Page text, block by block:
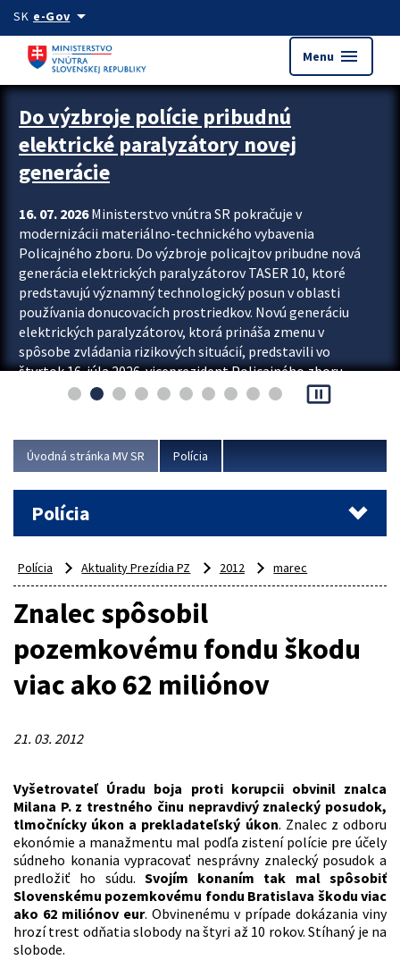
Preskocit na hlavný obsah
SK e-Govarrow_drop_down
Menu menu
Zastavit automatický posun upútavok
Do výzbroje polície pribudnú
elektrické paralyzátory novej
generácie
16. 07. 2026Ministerstvo vnútra SR pokračuje v
modernizácii materiálno-technického vybavenia
Policajného zboru. Do výzbroje policajtov pribudne nová
generácia elektrických paralyzátorov TASER 10, ktoré
predstavujú významný technologický posun v oblasti
používania donucovacích prostriedkov. Novú generáciu
elektrických paralyzátorov, ktorá prináša zmenu v
spôsobe zvládania rizikových situácií, predstavili vo
štvrtok 16. júla 2026 viceprezident Policajného zboru
Rastislav Polakovič a riaditeľ odboru výcviku...
pause_presentation
Úvodná stránka MV SR Polícia
Polícia
Polícia Aktuality Prezídia PZ 2012 marec
Znalec spôsobil
pozemkovému fondu škodu
viac ako 62 miliónov
21. 03. 2012
Vyšetrovateľ Úradu boja proti korupcii obvinil znalca
Milana P. z trestného činu nepravdivý znalecký posudok,
tlmočnícky úkon a prekladateľský úkon. Znalec z odboru
ekonómie a manažmentu mal podľa zistení polície pre účely
súdneho konania vypracovať nesprávny znalecký posudok a
predložiť ho súdu. Svojím konaním tak mal spôsobiť
Slovenskému pozemkovému fondu Bratislava škodu viac
ako 62 miliónov eur. Obvinenému v prípade dokázania viny
hrozí trest odňatia slobody na štyri až 10 rokov. Stíhaný je na
slobode.